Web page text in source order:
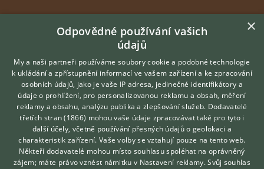
DOMOVSKÁ STRÁNKA
INZERCE
DISKUSE
ČLÁNKY
O nás
Kontakt
Možnosti zvýraznění inzerátů
Podmínky užití
Zpracování osobních údajů
Hledáte zvířecího kamaráda?
Zdarma vám poradí
VETERINÁŘ ONLINE
KONZULTOVAT S
VETERINÁŘEM
×
Odpovědné používání vašich
údajů
My a naši partneři používáme soubory cookie a podobné technologie
k ukládání a zpřístupnění informací ve vašem zařízení a ke zpracování
osobních údajů, jako je vaše IP adresa, jedinečné identifikátory a
údaje o prohlížení, pro personalizovanou reklamu a obsah, měření
reklamy a obsahu, analýzu publika a zlepšování služeb. Dodavatelé
třetích stran (1866) mohou vaše údaje zpracovávat také pro tyto i
další účely, včetně používání přesných údajů o geolokaci a
charakteristik zařízení. Vaše volby se vztahují pouze na tento web.
Někteří dodavatelé mohou místo souhlasu spoléhat na oprávněný
zájem; máte právo vznést námitku v Nastavení reklamy. Svůj souhlas